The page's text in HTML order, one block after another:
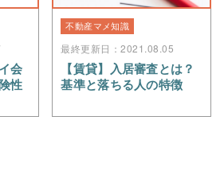
会
性
不動産マメ知識
最終更新日：2021.08.05
【賃貸】入居審査とは？
基準と落ちる人の特徴